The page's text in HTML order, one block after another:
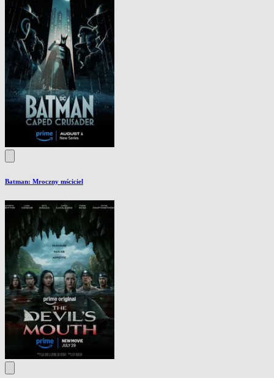
Batman: Mroczny mściciel